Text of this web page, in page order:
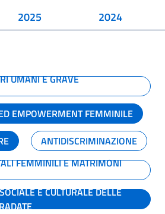
2025 2024
UMANI E GRAVE
EMPOWERMENT FEMMINILE
ANTIDISCRIMINAZIONE
FEMMINILI E MATRIMONI
E CULTURALE DELLE